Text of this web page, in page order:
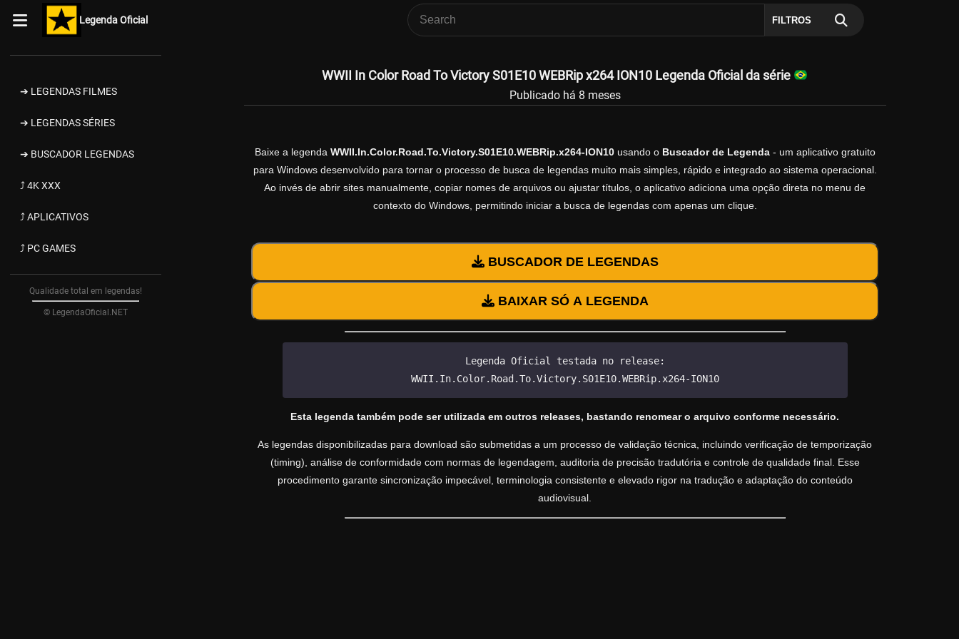
Legenda Oficial FILTROS
➔ LEGENDAS FILMES
➔ LEGENDAS SÉRIES
➔ BUSCADOR LEGENDAS
⤴ 4K XXX
⤴ APLICATIVOS
⤴ PC GAMES
Qualidade total em legendas!
© LegendaOficial.NET
WWII In Color Road To Victory S01E10 WEBRip x264 ION10 Legenda Oficial da série
Publicado há 8 meses
Baixe a legenda WWII.In.Color.Road.To.Victory.S01E10.WEBRip.x264-ION10usando o Buscador de Legenda- um aplicativo gratuito
para Windows desenvolvido para tornar o processo de busca de legendas muito mais simples, rápido e integrado ao sistema operacional.
Ao invés de abrir sites manualmente, copiar nomes de arquivos ou ajustar títulos, o aplicativo adiciona uma opção direta no menu de
contexto do Windows, permitindo iniciar a busca de legendas com apenas um clique.
BUSCADOR DE LEGENDAS
BAIXAR SÓ A LEGENDA
Legenda Oficial testada no release:
WWII.In.Color.Road.To.Victory.S01E10.WEBRip.x264-ION10
Esta legenda também pode ser utilizada em outros releases, bastando renomear o arquivo conforme necessário.
As legendas disponibilizadas para download são submetidas a um processo de validação técnica, incluindo verificação de temporização
(timing), análise de conformidade com normas de legendagem, auditoria de precisão tradutória e controle de qualidade final. Esse
procedimento garante sincronização impecável, terminologia consistente e elevado rigor na tradução e adaptação do conteúdo
audiovisual.